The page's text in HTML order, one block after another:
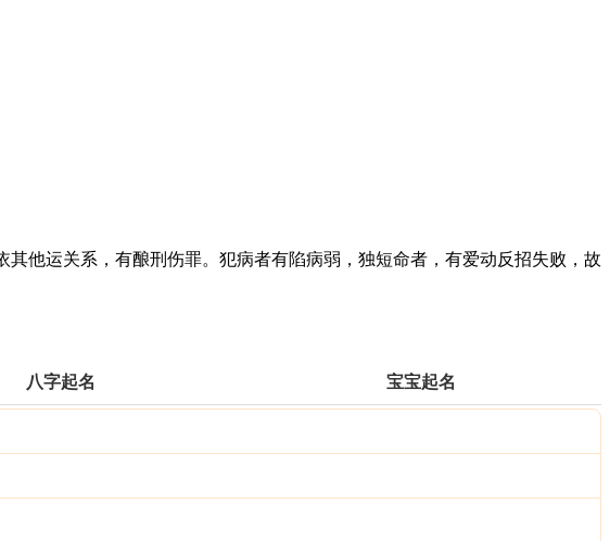
他运关系，有酿刑伤罪。犯病者有陷病弱，独短命者，有爱动反招失败，故
八字起名 宝宝起名